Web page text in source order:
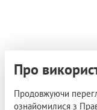
Про
Продовжуючи
ознайомилися з